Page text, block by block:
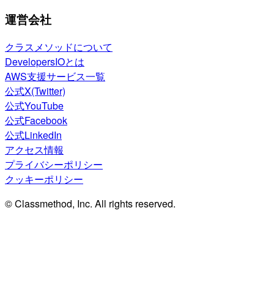
運営会社
クラスメソッドについて
DevelopersIOとは
AWS支援サービス一覧
公式X(Twitter)
公式YouTube
公式Facebook
公式LinkedIn
アクセス情報
プライバシーポリシー
クッキーポリシー
© Classmethod, Inc. All rights reserved.